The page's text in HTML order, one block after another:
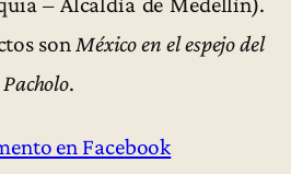
sonMéxico en el espejo del
.
en Facebook